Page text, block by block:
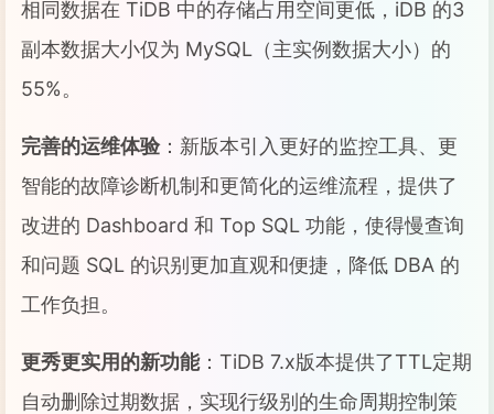
相同数据在 TiDB 中的存储占用空间更低，iDB 的3
副本数据大小仅为 MySQL（主实例数据大小）的
55%。
完善的运维体验：新版本引入更好的监控工具、更
智能的故障诊断机制和更简化的运维流程，提供了
改进的 Dashboard 和 Top SQL 功能，使得慢查询
和问题 SQL 的识别更加直观和便捷，降低 DBA 的
工作负担。
更秀更实用的新功能：TiDB 7.x版本提供了TTL定期
自动删除过期数据，实现行级别的生命周期控制策